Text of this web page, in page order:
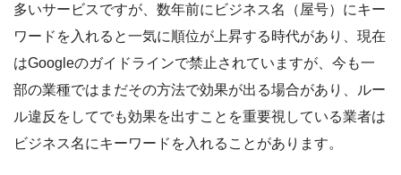
多いサービスですが、数年前にビジネス名（屋号）にキー
ワードを入れると一気に順位が上昇する時代があり、現在
はGoogleのガイドラインで禁止されていますが、今も一
部の業種ではまだその方法で効果が出る場合があり、ルー
ル違反をしてでも効果を出すことを重要視している業者は
ビジネス名にキーワードを入れることがあります。